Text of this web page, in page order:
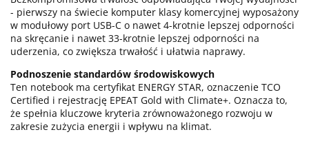
- pierwszy na świecie komputer klasy komercyjnej wyposażony
w modułowy port USB-C o nawet 4-krotnie lepszej odporności
na skręcanie i nawet 33-krotnie lepszej odporności na
uderzenia, co zwiększa trwałość i ułatwia naprawy.
Podnoszenie standardów środowiskowych
Ten notebook ma certyfikat ENERGY STAR, oznaczenie TCO
Certified i rejestrację EPEAT Gold with Climate+. Oznacza to,
że spełnia kluczowe kryteria zrównoważonego rozwoju w
zakresie zużycia energii i wpływu na klimat.